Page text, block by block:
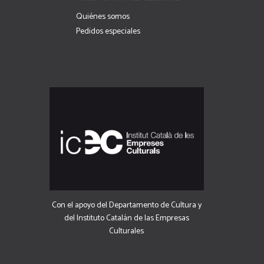
Quiénes somos
Pedidos especiales
Con el apoyo del Departamento de Cultura y
del Instituto Catalán de las Empresas
Culturales